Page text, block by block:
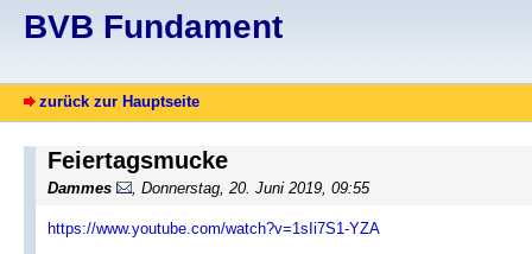
BVB Fundament
zurück zur Hauptseite
Feiertagsmucke
Dammes , Donnerstag, 20. Juni 2019, 09:55
https://www.youtube.com/watch?v=1sIi7S1-YZA